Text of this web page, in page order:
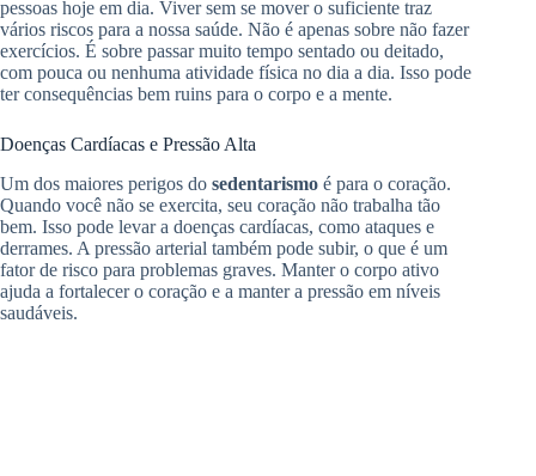
pessoas hoje em dia. Viver sem se mover o suficiente traz
vários riscos para a nossa saúde. Não é apenas sobre não fazer
exercícios. É sobre passar muito tempo sentado ou deitado,
com pouca ou nenhuma atividade física no dia a dia. Isso pode
ter consequências bem ruins para o corpo e a mente.
Doenças Cardíacas e Pressão Alta
Um dos maiores perigos do sedentarismo é para o coração.
Quando você não se exercita, seu coração não trabalha tão
bem. Isso pode levar a doenças cardíacas, como ataques e
derrames. A pressão arterial também pode subir, o que é um
fator de risco para problemas graves. Manter o corpo ativo
ajuda a fortalecer o coração e a manter a pressão em níveis
saudáveis.